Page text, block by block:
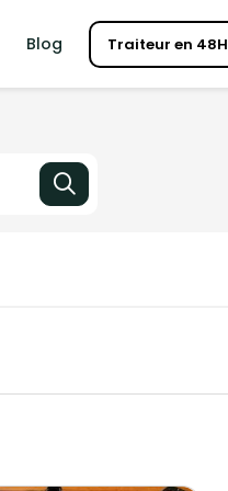
Blog Traiteur en 48H